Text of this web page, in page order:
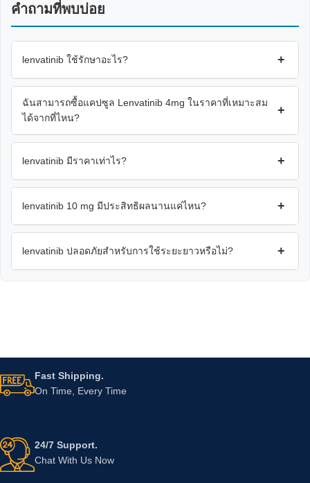
คำถามที่พบบ่อย
lenvatinib ใช้รักษาอะไร? +
ฉันสามารถซื้อแคปซูล Lenvatinib 4mg ในราคาที่เหมาะสม
ได้จากที่ไหน?
+
lenvatinib มีราคาเท่าไร? +
lenvatinib 10 mg มีประสิทธิผลนานแค่ไหน? +
lenvatinib ปลอดภัยสำหรับการใช้ระยะยาวหรือไม่? +
Fast Shipping.
On Time, Every Time
24/7 Support.
Chat With Us Now